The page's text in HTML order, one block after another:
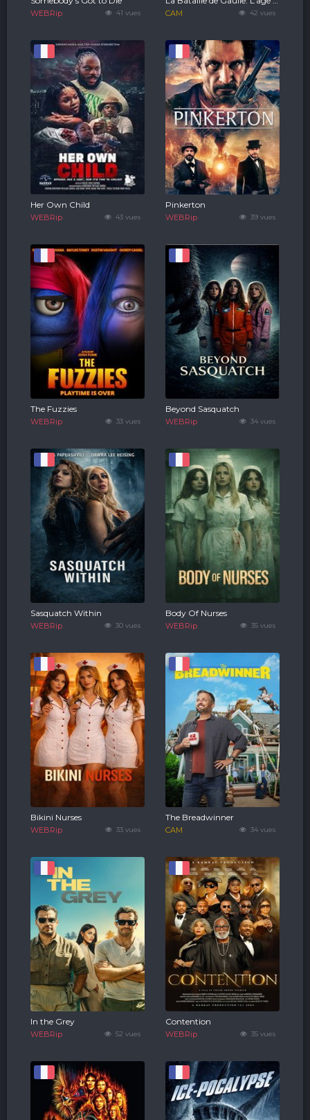
41 vues
WEBRip 42 vues
CAM
43 vues
Her Own Child
WEBRip 39 vues
Pinkerton
WEBRip
33 vues
The Fuzzies
WEBRip 34 vues
Beyond Sasquatch
WEBRip
30 vues
Sasquatch Within
WEBRip 35 vues
Body Of Nurses
WEBRip
33 vues
Bikini Nurses
WEBRip 34 vues
The Breadwinner
CAM
52 vues
In the Grey
WEBRip 35 vues
Contention
WEBRip